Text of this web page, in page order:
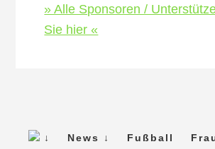
» Alle Sponsoren /
Sie hier «
↓ News ↓ Fußball